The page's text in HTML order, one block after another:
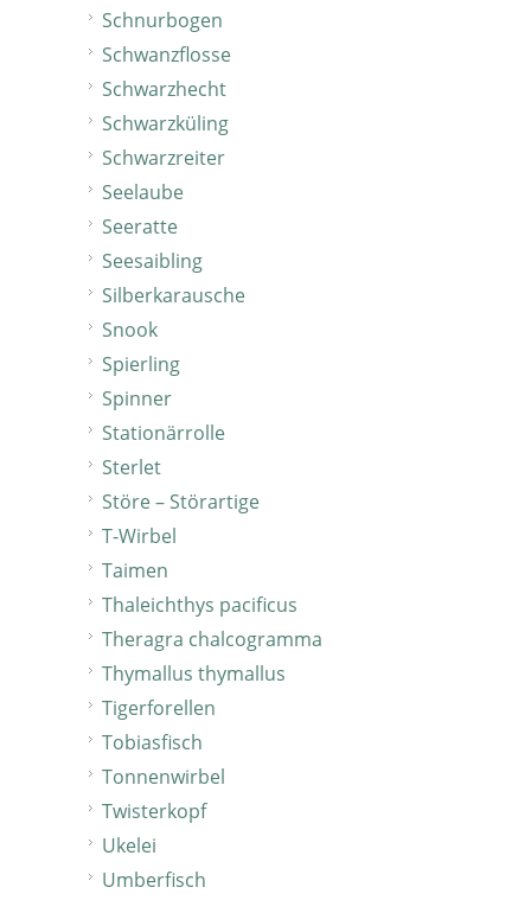
Schnurbogen
Schwanzflosse
Schwarzhecht
Schwarzküling
Schwarzreiter
Seelaube
Seeratte
Seesaibling
Silberkarausche
Snook
Spierling
Spinner
Stationärrolle
Sterlet
Störe – Störartige
T-Wirbel
Taimen
Thaleichthys pacificus
Theragra chalcogramma
Thymallus thymallus
Tigerforellen
Tobiasfisch
Tonnenwirbel
Twisterkopf
Ukelei
Umberfisch